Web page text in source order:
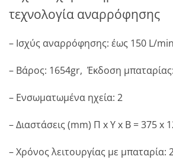
τεχνολογία αναρρόφησης
– Ισχύς αναρρόφησης: έως 150 L/min
– Βάρος: 1654gr, Έκδοση
– Ενσωματωμένα ηχεία: 2
– Διαστάσεις (mm) Π x Υ x Β = 375 x
– Χρόνος λειτουργίας με μπαταρία: